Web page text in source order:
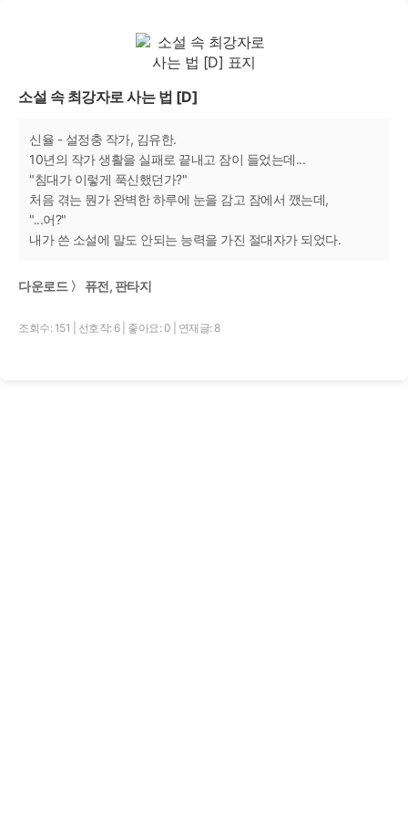
소설 속 최강자로 사는 법 [D]
신율 - 설정충 작가, 김유한.
10년의 작가 생활을 실패로 끝내고 잠이 들었는데...
"침대가 이렇게 푹신했던가?"
처음 겪는 뭔가 완벽한 하루에 눈을 감고 잠에서 깼는데,
"...어?"
내가 쓴 소설에 말도 안되는 능력을 가진 절대자가 되었다.
다운로드 〉 퓨전, 판타지
조회수: 151 선호작: 6 좋아요: 0 연재글: 8